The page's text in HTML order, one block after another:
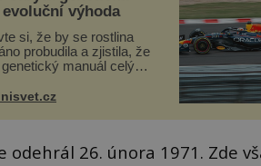
výhoda
si, že by se rostlina
probudila a zjistila, že
manuál celý
– a podle nového
26. února 1971. Zde